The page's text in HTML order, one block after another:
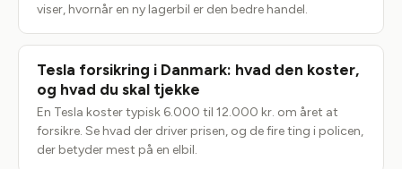
viser, hvornår en ny lagerbil er den bedre handel.
Tesla forsikring i Danmark: hvad den koster,
og hvad du skal tjekke
En Tesla koster typisk 6.000 til 12.000 kr. om året at
forsikre. Se hvad der driver prisen, og de fire ting i policen,
der betyder mest på en elbil.